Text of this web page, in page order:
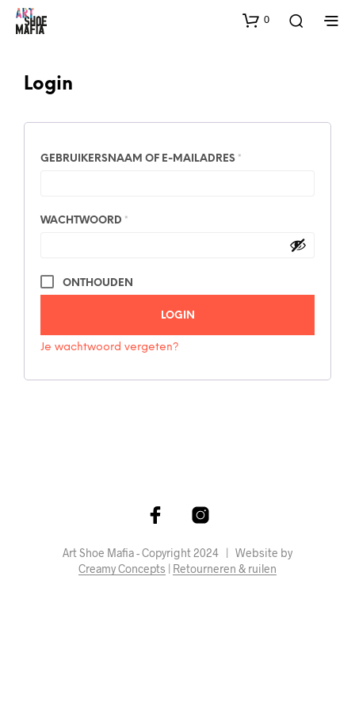
0
Login
GEBRUIKERSNAAM OF E-MAILADRES *
WACHTWOORD *
ONTHOUDEN
LOGIN
Je wachtwoord vergeten?
Art Shoe Mafia - Copyright 2024 | Website by
Creamy Concepts | Retourneren & ruilen